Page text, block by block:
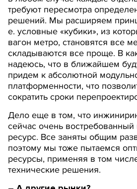
требуют пересмотра
решений. Мы расширяем
е. условные «кубики», из
вагон метро, становятся все
складываются все проще. В
надеюсь, что в ближайшем
придем к абсолютной
платформенности, что
сократить сроки
Дело еще в том, что
сейчас очень
ресурс. Все заняты общим
поэтому мы тоже пытаемся
ресурсы, применяя в том
технические решения.